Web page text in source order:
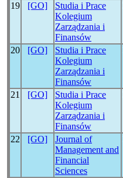
19 [GO]
Studia i Prace
Kolegium
Zarządzania i
Finansów
20 [GO]
Studia i Prace
Kolegium
Zarządzania i
Finansów
21 [GO]
Studia i Prace
Kolegium
Zarządzania i
Finansów
22 [GO]
Journal of
Management and
Financial
Sciences